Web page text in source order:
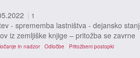
1
- sprememba lastništva - dejansko
iz zemljiške knjige – pritožba se zavrne
in nadzor Odločbe Pritožbeni postopki